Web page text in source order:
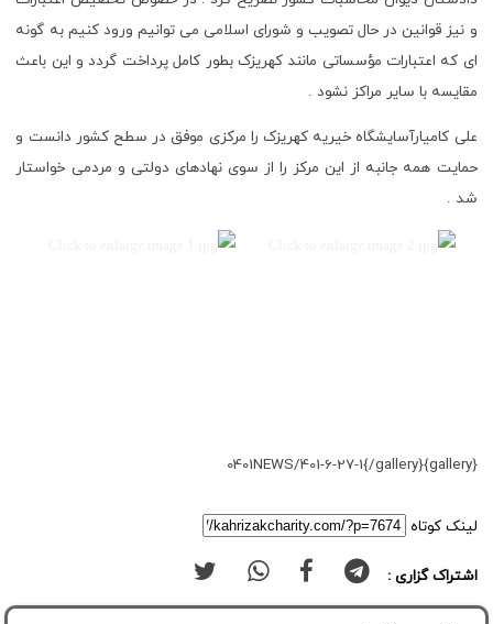
و نیز قوانین در حال تصویب و شورای اسلامی می توانیم ورود کنیم به گونه
ای که اعتبارات مؤسساتی مانند کهریزک بطور کامل پرداخت گردد و این باعث
مقایسه با سایر مراکز نشود .
علی کامیارآسایشگاه خیریه کهریزک را مرکزی موفق در سطح کشور دانست و
حمایت همه جانبه از این مرکز را از سوی نهادهای دولتی و مردمی خواستار
شد .
{gallery}0401NEWS/401-6-27-1{/gallery}
لینک کوتاه
اشتراک گزاری :